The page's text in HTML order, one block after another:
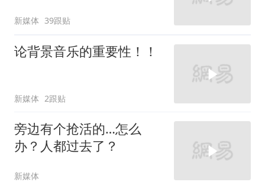
新媒体 39跟贴
论背景音乐的重要性！！
新媒体 2跟贴
旁边有个抢活的…怎么
办？人都过去了？
新媒体